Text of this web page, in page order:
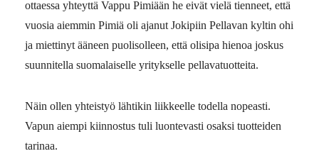
ottaessa yhteyttä Vappu Pimiään he eivät vielä tienneet, että
vuosia aiemmin Pimiä oli ajanut Jokipiin Pellavan kyltin ohi
ja miettinyt ääneen puolisolleen, että olisipa hienoa joskus
suunnitella suomalaiselle yritykselle pellavatuotteita.
Näin ollen yhteistyö lähtikin liikkeelle todella nopeasti.
Vapun aiempi kiinnostus tuli luontevasti osaksi tuotteiden
tarinaa.